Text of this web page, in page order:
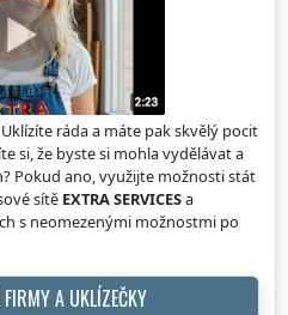
Uklízíte ráda a máte pak skvělý pocit
si, že byste si mohla vydělávat a
Pokud ano, využijte možnosti stát
sítě EXTRA SERVICESa
s neomezenými možnostmi po
A UKLÍZEČKY